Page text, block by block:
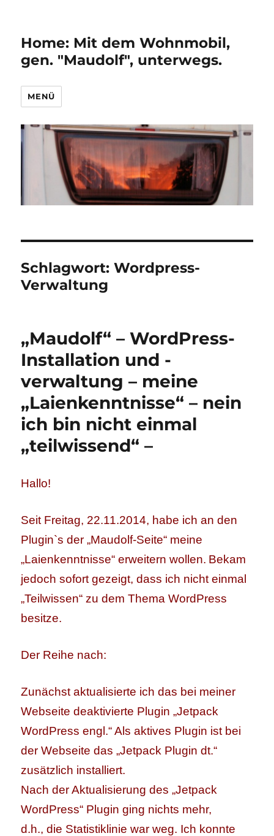
Home: Mit dem Wohnmobil,
gen. "Maudolf", unterwegs.
MENÜ
Schlagwort:Wordpress-
Verwaltung
„Maudolf“ – WordPress-
Installation und -
verwaltung – meine
„Laienkenntnisse“ – nein
ich bin nicht einmal
„teilwissend“ –
Hallo!
Seit Freitag, 22.11.2014, habe ich an den
Plugin`s der „Maudolf-Seite“ meine
„Laienkenntnisse“ erweitern wollen. Bekam
jedoch sofort gezeigt, dass ich nicht einmal
„Teilwissen“ zu dem Thema WordPress
besitze.
Der Reihe nach:
Zunächst aktualisierte ich das bei meiner
Webseite deaktivierte Plugin „Jetpack
WordPress engl.“ Als aktives Plugin ist bei
der Webseite das „Jetpack Plugin dt.“
zusätzlich installiert.
Nach der Aktualisierung des „Jetpack
WordPress“ Plugin ging nichts mehr,
d.h., die Statistiklinie war weg. Ich konnte